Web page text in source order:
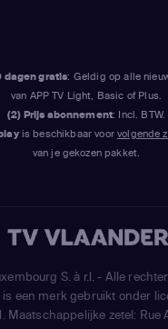
dagen gratis: Geldig op alle
van APP TV Light, Basic of Plus.
(2) Prijs abonnement: Incl. BTW.
is beschikbaar voorvolgende
van je gekozen pakket.
S. à r.l. - Alle
een merk gebruikt onder
Maatschappelijke zetel: Rue